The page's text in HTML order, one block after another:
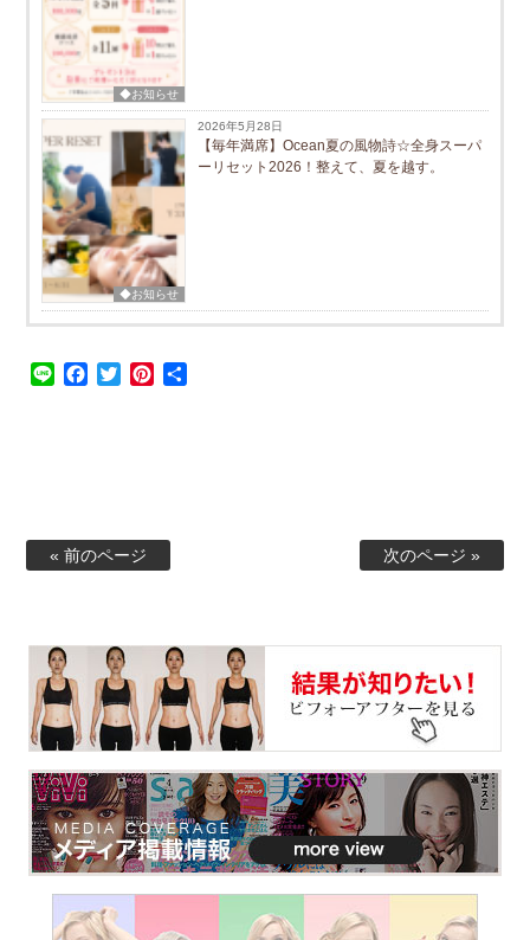
◆お知らせ
◆お知らせ
2026年5月28日
【毎年満席】Ocean夏の風物詩☆全身スーパ
ーリセット2026！整えて、夏を越す。
Line Facebook
TwitterPinterest
« 前のページ 次のページ »